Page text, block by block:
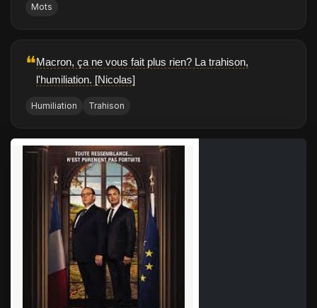
Mots
❝Macron, ça ne vous fait plus rien? La trahison,
l'humiliation. [Nicolas]
Humiliation Trahison